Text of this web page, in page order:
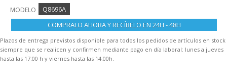
MODELO
Q8696A
COMPRALO AHORA Y RECÍBELO EN 24H - 48H
Plazos de entrega previstos disponible para todos los pedidos de artículos en stock
siempre que se realicen y confirmen mediante pago en día laboral: lunes a jueves
hasta las 17:00 h y viernes hasta las 14:00h.